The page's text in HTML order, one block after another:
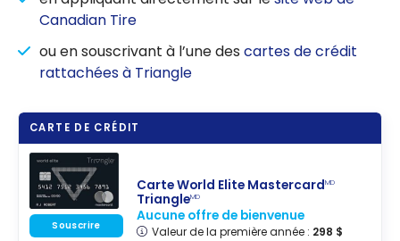
Canadian Tire
ou en souscrivant à l’une des cartes de crédit
rattachées à Triangle
CARTE DE CRÉDIT
Carte World Elite MastercardMD
TriangleMD
Aucune offre de bienvenue
Valeur de la première année : 298 $
Souscrire